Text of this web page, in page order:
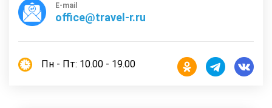
E-mail
office@travel-r.ru
Пн - Пт: 10.00 - 19.00